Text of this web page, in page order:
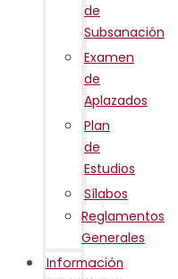
de
Subsanación
Examen
de
Aplazados
Plan
de
Estudios
Sílabos
Reglamentos
Generales
Información